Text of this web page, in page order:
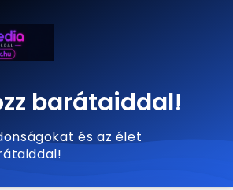
barátaiddal!
és az élet